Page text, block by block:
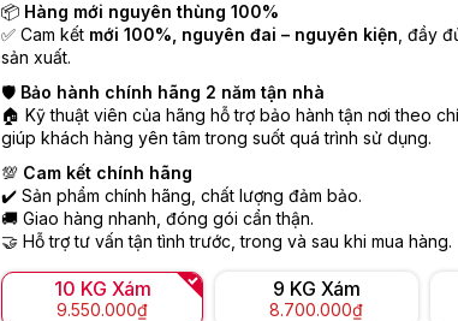
📦 Hàng mới nguyên thùng 100%
✅ Cam kết mới 100%, nguyên đai – nguyên kiện , đầy
sản xuất.
🛡️ Bảo hành chính hãng 2 năm tận nhà
🏠 Kỹ thuật viên của hãng hỗ trợ bảo hành tận nơi theo
giúp khách hàng yên tâm trong suốt quá trình sử dụng.
💯 Cam kết chính hãng
✔️ Sản phẩm chính hãng, chất lượng đảm bảo.
🚚 Giao hàng nhanh, đóng gói cẩn thận.
🤝 Hỗ trợ tư vấn tận tình trước, trong và sau khi mua hàng.
10 KG Xám
9.550.000₫
9 KG Xám
8.700.000₫